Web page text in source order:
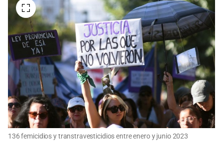
136 femicidios y transtravesticidios entre enero y junio 2023